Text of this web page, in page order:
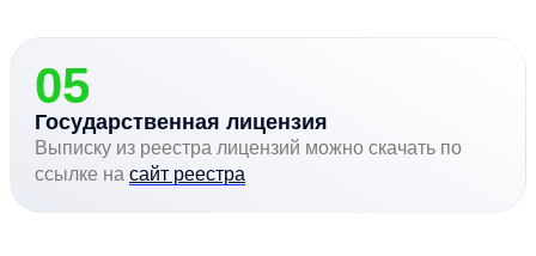
05
Государственная лицензия
Выписку из реестра лицензий можно скачать по
ссылке на сайт реестра